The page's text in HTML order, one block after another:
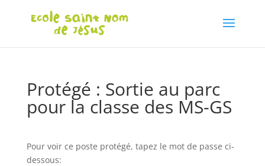
Protégé : Sortie au parc
pour la classe des MS-GS
Pour voir ce poste protégé, tapez le mot de passe ci-
dessous: